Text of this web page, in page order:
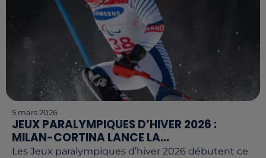
5 mars 2026
JEUX PARALYMPIQUES D’HIVER 2026 :
MILAN-CORTINA LANCE LA...
Les Jeux paralympiques d’hiver 2026 débutent ce